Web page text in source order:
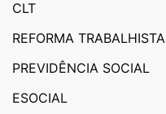
CLT
REFORMA TRABALHISTA
PREVIDÊNCIA SOCIAL
ESOCIAL